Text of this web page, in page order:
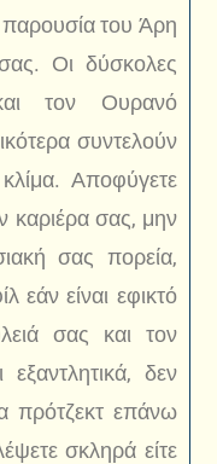
του Άρη
Οι δύσκολες
τον Ουρανό
συντελούν
Αποφύγετε
καριέρα σας, μην
σας πορεία,
εάν είναι εφικτό
σας και τον
δεν
πρότζεκτ επάνω
σκληρά είτε